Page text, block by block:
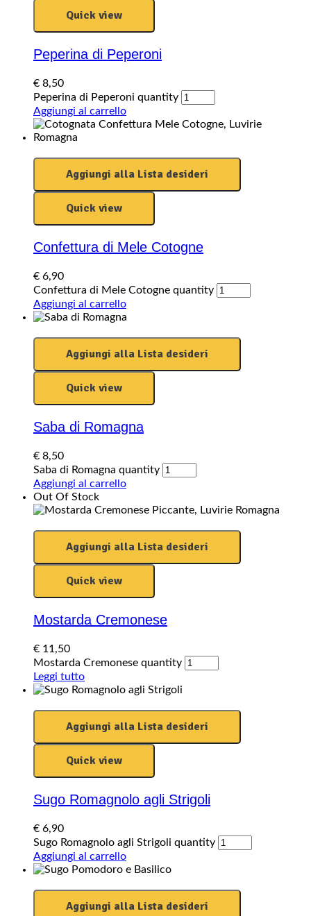
Quick view
Peperina di Peperoni
€ 8,50
Peperina di Peperoni quantity
Aggiungi al carrello
Aggiungi alla Lista desideri
Quick view
Confettura di Mele Cotogne
€ 6,90
Confettura di Mele Cotogne quantity
Aggiungi al carrello
Aggiungi alla Lista desideri
Quick view
Saba di Romagna
€ 8,50
Saba di Romagna quantity
Aggiungi al carrello
Out Of Stock
Aggiungi alla Lista desideri
Quick view
Mostarda Cremonese
€ 11,50
Mostarda Cremonese quantity
Leggi tutto
Aggiungi alla Lista desideri
Quick view
Sugo Romagnolo agli Strigoli
€ 6,90
Sugo Romagnolo agli Strigoli quantity
Aggiungi al carrello
Aggiungi alla Lista desideri